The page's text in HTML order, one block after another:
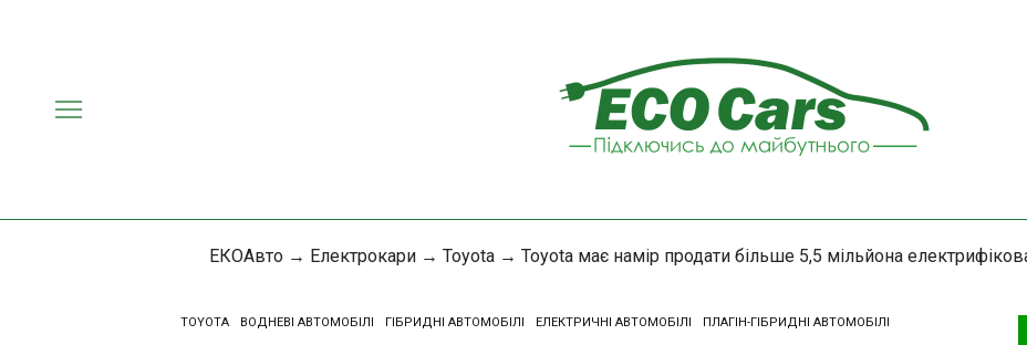
ЕКОАвто→ Електрокари→ Toyota→ Toyota має намір продати більше 5,5 мільйона
TOYOTA ВОДНЕВІ АВТОМОБІЛІ ГІБРИДНІ АВТОМОБІЛІ ЕЛЕКТРИЧНІ АВТОМОБІЛІ ПЛАГІН-ГІБРИДНІ АВТОМОБІЛІ